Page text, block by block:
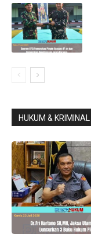
HUKUM & KRIMINAL